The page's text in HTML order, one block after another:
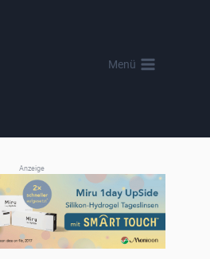
Menü
Anzeige